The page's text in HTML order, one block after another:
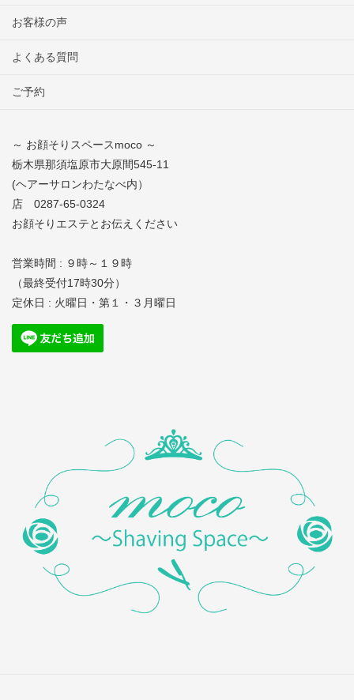
お客様の声
よくある質問
ご予約
～ お顔そりスペースmoco ～
栃木県那須塩原市大原間545-11
(ヘアーサロンわたなべ内）
店 0287-65-0324
お顔そりエステとお伝えください
営業時間 : ９時～１９時
（最終受付17時30分）
定休日 : 火曜日・第１・３月曜日